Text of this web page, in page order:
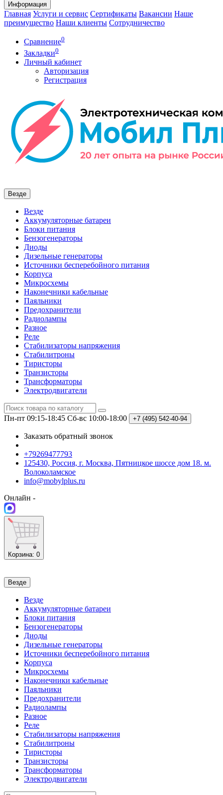
Информация
Главная Услуги и сервис Сертификаты Вакансии Наше
преимущество Наши клиенты Сотрудничество
Сравнение0
Закладки0
Личный кабинет
Авторизация
Регистрация
Везде
Везде
Аккумуляторные батареи
Блоки питания
Бензогенераторы
Диоды
Дизельные генераторы
Источники бесперебойного питания
Корпуса
Микросхемы
Наконечники кабельные
Паяльники
Предохранители
Радиолампы
Разное
Реле
Стабилизаторы напряжения
Стабилитроны
Тиристоры
Транзисторы
Трансформаторы
Электродвигатели
Пн-пт 09:15-18:45 Сб-вс 10:00-18:00 +7 (495) 542-40-94
Заказать обратный звонок
+79269477793
125430, Россия, г. Москва, Пятницкое шоссе дом 18. м.
Волоколамское
info@mobylplus.ru
Онлайн -
Корзина: 0
Везде
Везде
Аккумуляторные батареи
Блоки питания
Бензогенераторы
Диоды
Дизельные генераторы
Источники бесперебойного питания
Корпуса
Микросхемы
Наконечники кабельные
Паяльники
Предохранители
Радиолампы
Разное
Реле
Стабилизаторы напряжения
Стабилитроны
Тиристоры
Транзисторы
Трансформаторы
Электродвигатели